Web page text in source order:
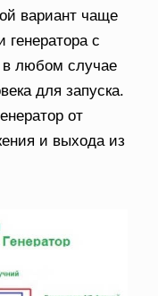
вариант чаще
генератора с
в любом случае
для запуска.
от
и выхода из